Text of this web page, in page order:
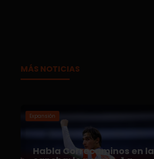
MÁS NOTICIAS
Expansión
Habla Correcaminos en la